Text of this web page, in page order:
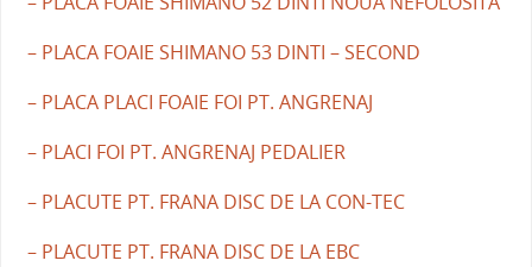
– PLACA FOAIE SHIMANO 53 DINTI – SECOND
– PLACA PLACI FOAIE FOI PT. ANGRENAJ
– PLACI FOI PT. ANGRENAJ PEDALIER
– PLACUTE PT. FRANA DISC DE LA CON-TEC
– PLACUTE PT. FRANA DISC DE LA EBC